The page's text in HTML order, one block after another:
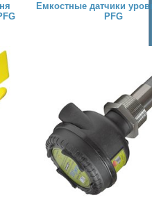
Емкостные датчики
PFG